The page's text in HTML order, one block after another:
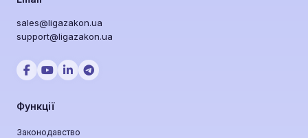
sales@ligazakon.ua
support@ligazakon.ua
Функції
Законодавство